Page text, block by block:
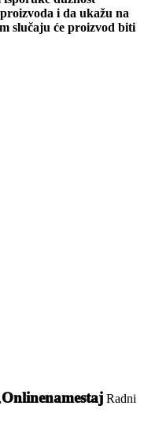
i da ukažu na
slučaju će proizvod biti
Onlinenamestaj Radni